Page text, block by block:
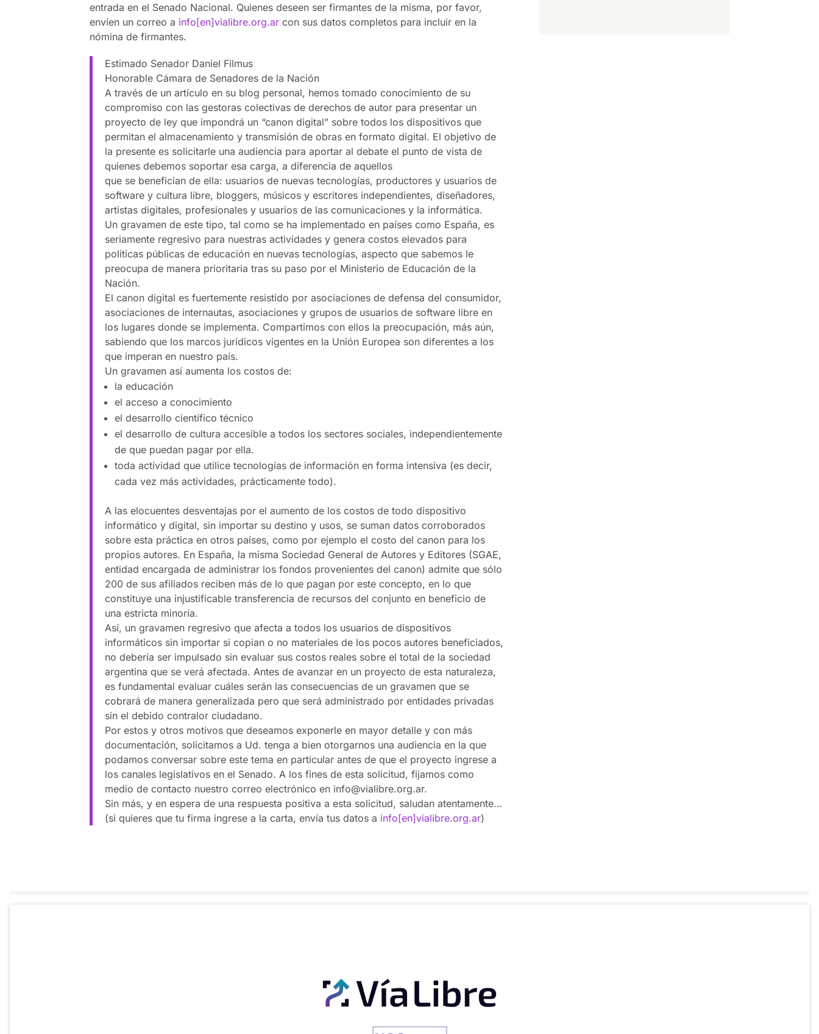
entrada en el Senado Nacional. Quienes deseen ser firmantes de la misma, por favor,
envíen un correo a info[en]vialibre.org.ar con sus datos completos para incluir en la
nómina de firmantes.
Estimado Senador Daniel Filmus
Honorable Cámara de Senadores de la Nación
A través de un artículo en su blog personal, hemos tomado conocimiento de su
compromiso con las gestoras colectivas de derechos de autor para presentar un
proyecto de ley que impondrá un “canon digital” sobre todos los dispositivos que
permitan el almacenamiento y transmisión de obras en formato digital. El objetivo de
la presente es solicitarle una audiencia para aportar al debate el punto de vista de
quienes debemos soportar esa carga, a diferencia de aquellos
que se benefician de ella: usuarios de nuevas tecnologías, productores y usuarios de
software y cultura libre, bloggers, músicos y escritores independientes, diseñadores,
artistas digitales, profesionales y usuarios de las comunicaciones y la informática.
Un gravamen de este tipo, tal como se ha implementado en países como España, es
seriamente regresivo para nuestras actividades y genera costos elevados para
políticas públicas de educación en nuevas tecnologías, aspecto que sabemos le
preocupa de manera prioritaria tras su paso por el Ministerio de Educación de la
Nación.
El canon digital es fuertemente resistido por asociaciones de defensa del consumidor,
asociaciones de internautas, asociaciones y grupos de usuarios de software libre en
los lugares donde se implementa. Compartimos con ellos la preocupación, más aún,
sabiendo que los marcos jurídicos vigentes en la Unión Europea son diferentes a los
que imperan en nuestro país.
Un gravamen así aumenta los costos de:
la educación
el acceso a conocimiento
el desarrollo científico técnico
el desarrollo de cultura accesible a todos los sectores sociales, independientemente
de que puedan pagar por ella.
toda actividad que utilice tecnologías de información en forma intensiva (es decir,
cada vez más actividades, prácticamente todo).
A las elocuentes desventajas por el aumento de los costos de todo dispositivo
informático y digital, sin importar su destino y usos, se suman datos corroborados
sobre esta práctica en otros países, como por ejemplo el costo del canon para los
propios autores. En España, la misma Sociedad General de Autores y Editores (SGAE,
entidad encargada de administrar los fondos provenientes del canon) admite que sólo
200 de sus afiliados reciben más de lo que pagan por este concepto, en lo que
constituye una injustificable transferencia de recursos del conjunto en beneficio de
una estricta minoría.
Así, un gravamen regresivo que afecta a todos los usuarios de dispositivos
informáticos sin importar si copian o no materiales de los pocos autores beneficiados,
no debería ser impulsado sin evaluar sus costos reales sobre el total de la sociedad
argentina que se verá afectada. Antes de avanzar en un proyecto de esta naturaleza,
es fundamental evaluar cuáles serán las consecuencias de un gravamen que se
cobrará de manera generalizada pero que será administrado por entidades privadas
sin el debido contralor ciudadano.
Por estos y otros motivos que deseamos exponerle en mayor detalle y con más
documentación, solicitamos a Ud. tenga a bien otorgarnos una audiencia en la que
podamos conversar sobre este tema en particular antes de que el proyecto ingrese a
los canales legislativos en el Senado. A los fines de esta solicitud, fijamos como
medio de contacto nuestro correo electrónico en info@vialibre.org.ar.
Sin más, y en espera de una respuesta positiva a esta solicitud, saludan atentamente…
(si quieres que tu firma ingrese a la carta, envía tus datos a info[en]vialibre.org.ar)